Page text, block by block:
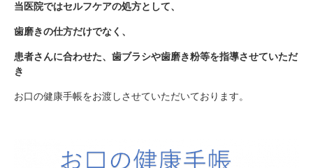
当医院ではセルフケアの処方として、
歯磨きの仕方だけでなく、
患者さんに合わせた、歯ブラシや歯磨き粉等を指導させていただ
き
お口の健康手帳をお渡しさせていただいております。